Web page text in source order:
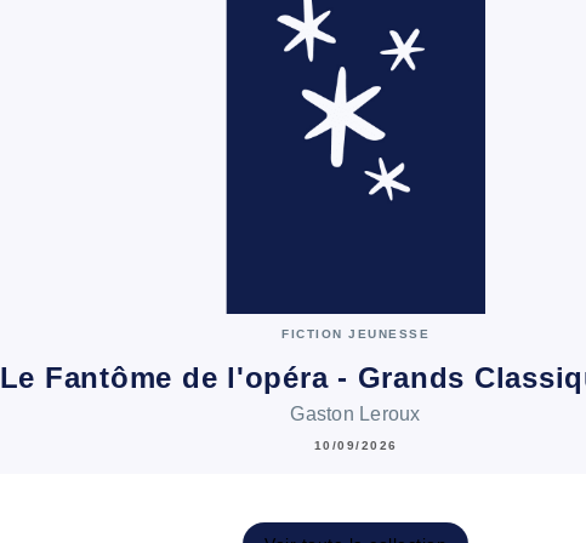
FICTION JEUNESSE
Le Fantôme de l'opéra - Grands
Gaston Leroux
10/09/2026